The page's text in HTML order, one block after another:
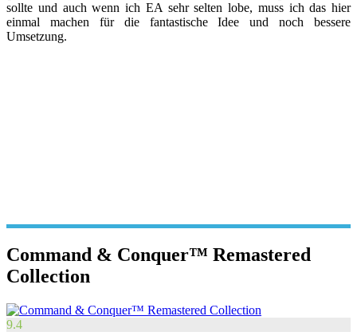
sollte und auch wenn ich EA sehr selten lobe, muss ich das hier
einmal machen für die fantastische Idee und noch bessere
Umsetzung.
Command & Conquer™ Remastered
Collection
9.4